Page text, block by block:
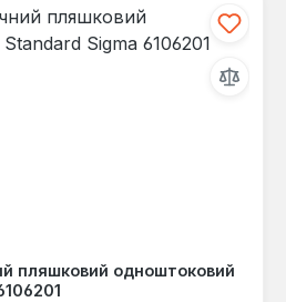
пляшковий одноштоковий